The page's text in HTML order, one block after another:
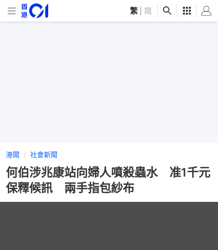
繁 简
港聞 社會新聞
何伯涉兆康站向婦人噴殺蟲水 准1千元
保釋候訊 兩手指包紗布